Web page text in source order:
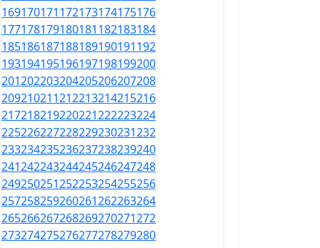
169170171172173174175176
177178179180181182183184
185186187188189190191192
193194195196197198199200
201202203204205206207208
209210211212213214215216
217218219220221222223224
225226227228229230231232
233234235236237238239240
241242243244245246247248
249250251252253254255256
257258259260261262263264
265266267268269270271272
273274275276277278279280